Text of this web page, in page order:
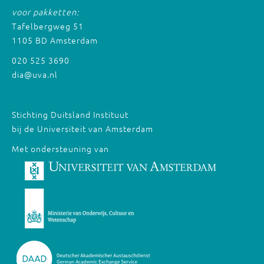
voor pakketten:
Tafelbergweg 51
1105 BD Amsterdam
020 525 3690
dia@uva.nl
Stichting Duitsland Instituut
bij de Universiteit van Amsterdam
Met ondersteuning van